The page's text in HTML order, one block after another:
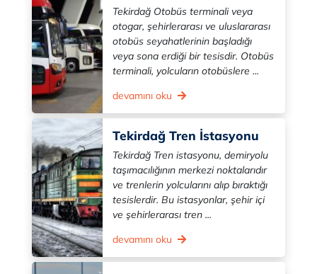
Tekirdağ Otobüs terminali veya
otogar, şehirlerarası ve uluslararası
otobüs seyahatlerinin başladığı
veya sona erdiği bir tesisdir. Otobüs
terminali, yolcuların otobüslere ...
devamını oku
Tekirdağ Tren İstasyonu
Tekirdağ Tren istasyonu, demiryolu
taşımacılığının merkezi noktalarıdır
ve trenlerin yolcularını alıp bıraktığı
tesislerdir. Bu istasyonlar, şehir içi
ve şehirlerarası tren ...
devamını oku